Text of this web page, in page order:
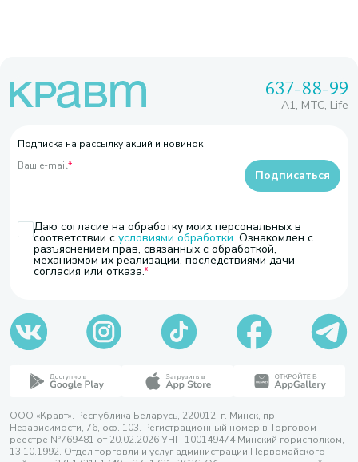
637-88-99
A1, МТС, Life
Подписка на рассылку акций и новинок
Ваш e-mail*
Даю согласие на обработку моих персональных в
соответствии с условиями обработки. Ознакомлен с
разъяснением прав, связанных с обработкой,
механизмом их реализации, последствиями дачи
согласия или отказа.
Подписаться
ООО «Кравт». Республика Беларусь, 220012, г. Минск, пр.
Независимости, 76, оф. 103. Регистрационный номер в Торговом
реестре №769481 от 20.02.2026 УНП 100149474 Минский горисполком,
13.10.1992. Отдел торговли и услуг администрации Первомайского